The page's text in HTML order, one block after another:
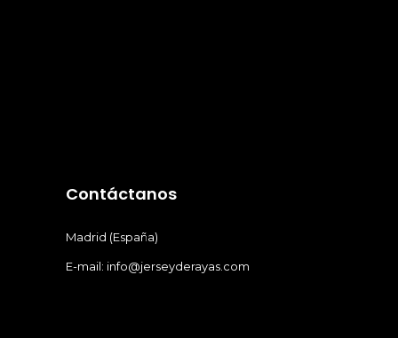
Contáctanos
Madrid (España)
E-mail: info@jerseyderayas.com